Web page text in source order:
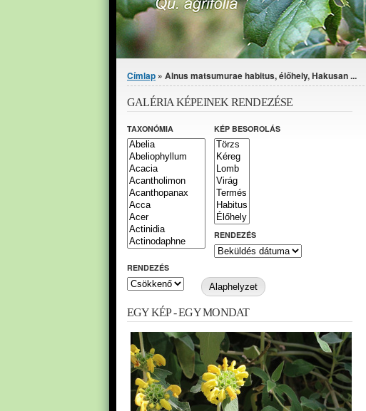
Jelenlegi hely
Címlap » Alnus matsumurae habitus, élőhely, Hakusan ...
GALÉRIA KÉPEINEK RENDEZÉSE
TAXONÓMIA KÉP BESOROLÁS
RENDEZÉS
RENDEZÉS
EGY KÉP - EGY MONDAT